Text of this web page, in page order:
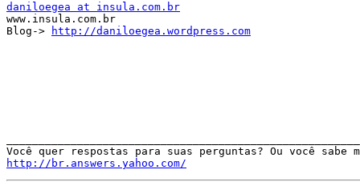
daniloegea at insula.com.br
www.insula.com.br
Blog->
http://daniloegea.wordpress.com
http://br.answers.yahoo.com/